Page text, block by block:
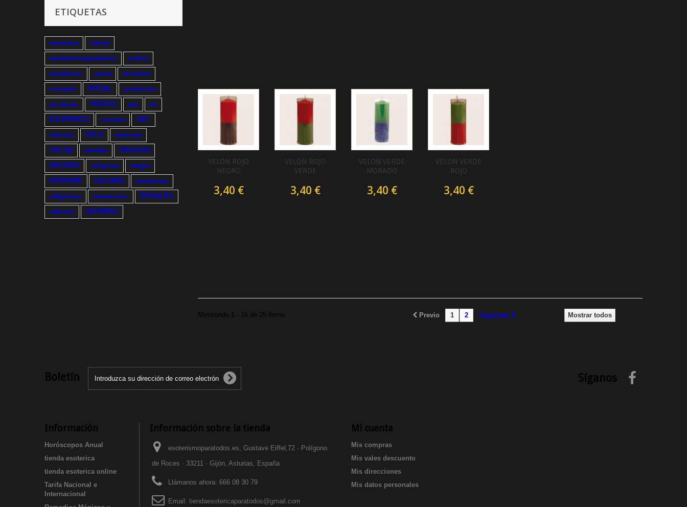
ETIQUETAS
esoterica
tienda
esoterismoparatodos
online
esotéricos
venta
articulos
comprar
RITUAL
productos
producto
VENTAS ept
es
ESOTERICO
compra
GEL
articulo
VELA
estampa
VELON
tiendas
ORACION
HECHIZO
religiosa
magia
PERFUME
COLONIA
esotericas
religiosos
esoterismo
RITUALES
velones
INCIENSO
VELON ROJO
NEGRO
3,40 €
VELON ROJO
VERDE
3,40 €
VELON VERDE
MORADO
3,40 €
VELON VERDE
ROJO
3,40 €
Mostrar todos
Previo 1 2 Siguiente
Mostrando 1 - 16 de 25 items
Boletín Síganos
Información
Horóscopos Anual
tienda esoterica
tienda esoterica online
Tarifa Nacional e
Internacional
Información sobre la tienda
esoterismoparatodos.es, Gustave Eiffel,72 · Polígono
de Roces · 33211 · Gijón, Asturias, España
Llámanos ahora: 666 08 30 79
Email: tiendaesotericaparatodos@gmail.com
Mi cuenta
Mis compras
Mis vales descuento
Mis direcciones
Mis datos personales